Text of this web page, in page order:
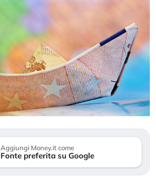
Aggiungi Money.it come
Fonte preferita su Google